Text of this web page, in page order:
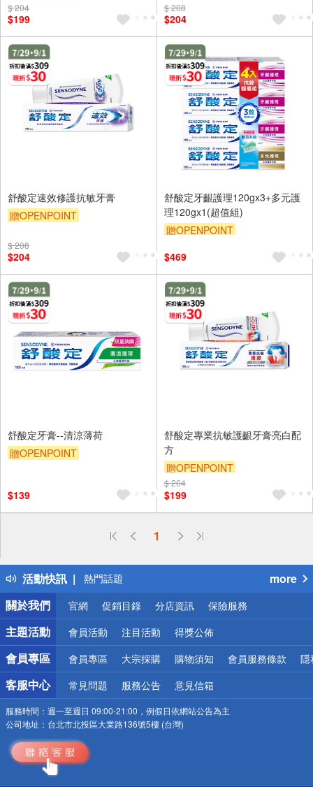
贈OPENPOINT
贈$200
$ 204
$199
贈$200
$ 208
$204
舒酸定速效修護抗敏牙膏
贈OPENPOINT
贈$200
$ 208
$204
舒酸定牙齦護理120gx3+多元護
理120gx1(超值組)
贈OPENPOINT
贈$200
$469
舒酸定牙膏--清涼薄荷
贈OPENPOINT
$139
舒酸定專業抗敏護齦牙膏亮白配
方
贈OPENPOINT
贈OPENPOINT
贈$200
$ 204
$199
1
活動快訊
偏遠地區配送
得獎公告
熱門話題
銀行優惠
偏遠地區配送
詐騙網頁！請小心！
more
關於我們
官網 促銷目錄 分店資訊 保險服務
主題活動 會員活動 注目活動 得獎公佈
會員專區 會員專區 大宗採購 購物須知 會員服務條款 隱
客服中心 常見問題 服務公告 意見信箱
服務時間： 週一至週日 09:00-21:00，例假日依網站公告為主
公司地址： 台北市北投區大業路136號5樓 (台灣)